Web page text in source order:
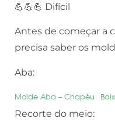
💪💪💪 Difícil
Antes de começar a
precisa saber os
Aba:
Molde Aba – Chapéu
Recorte do meio: